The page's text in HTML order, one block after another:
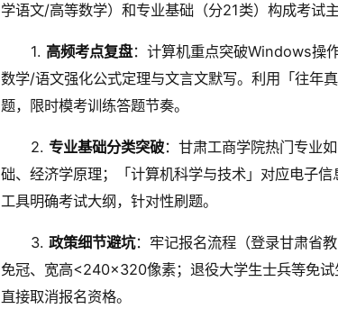
学语文/高等数学）和专业基础（分21类）构成考试
1. 高频考点复盘：计算机重点突破Windows操
数学/语文强化公式定理与文言文默写。利用「往年
题，限时模考训练答题节奏。
2. 专业基础分类突破：甘肃工商学院热门专业
础、经济学原理；「计算机科学与技术」对应电子
工具明确考试大纲，针对性刷题。
3. 政策细节避坑：牢记报名流程（登录甘肃省
免冠、宽高<240×320像素；退役大学生士兵等免
直接取消报名资格。